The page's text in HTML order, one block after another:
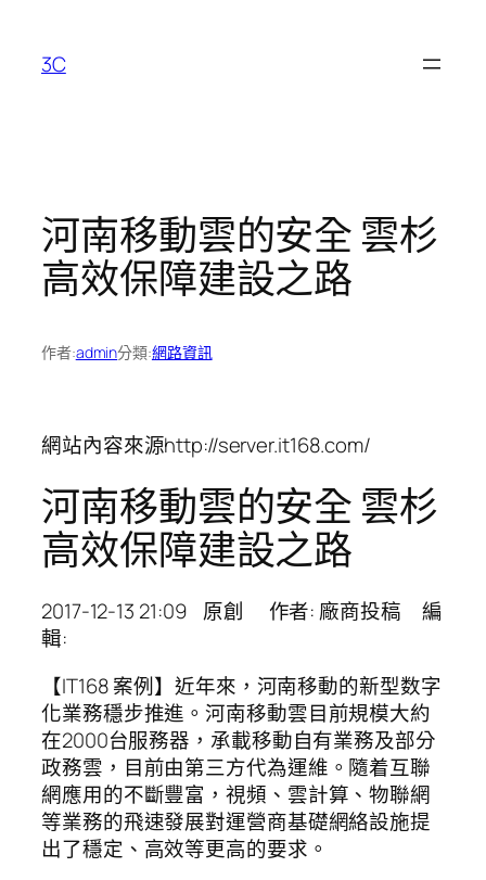
3C
河南移動雲的安全 雲杉
高效保障建設之路
作者:admin分類:網路資訊
網站內容來源http://server.it168.com/
河南移動雲的安全 雲杉
高效保障建設之路
2017-12-13 21:09 原創 作者: 廠商投稿 編
輯:
【IT168 案例】近年來，河南移動的新型数字
化業務穩步推進。河南移動雲目前規模大約
在2000台服務器，承載移動自有業務及部分
政務雲，目前由第三方代為運維。隨着互聯
網應用的不斷豐富，視頻、雲計算、物聯網
等業務的飛速發展對運營商基礎網絡設施提
出了穩定、高效等更高的要求。